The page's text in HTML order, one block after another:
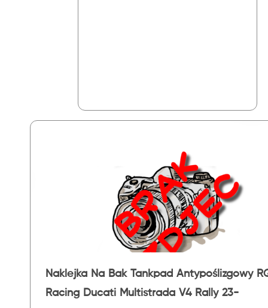
Naklejka Na Bak Tankpad Antypoślizgowy
Racing Ducati Multistrada V4 Rally 23-